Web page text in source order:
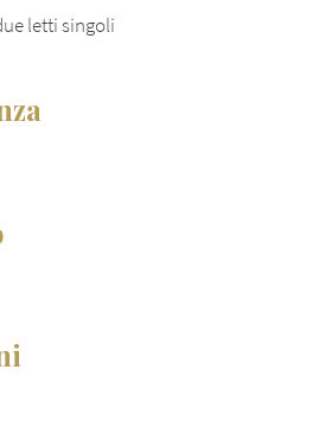
letti singoli